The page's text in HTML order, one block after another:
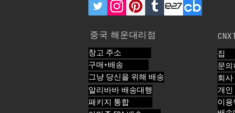
중국 해운대리점
창고 주소
구매+배송
그냥 당신을 위해 배송
알리바바 배송대행
패키지 통합
집
문의
회사
개인
이용